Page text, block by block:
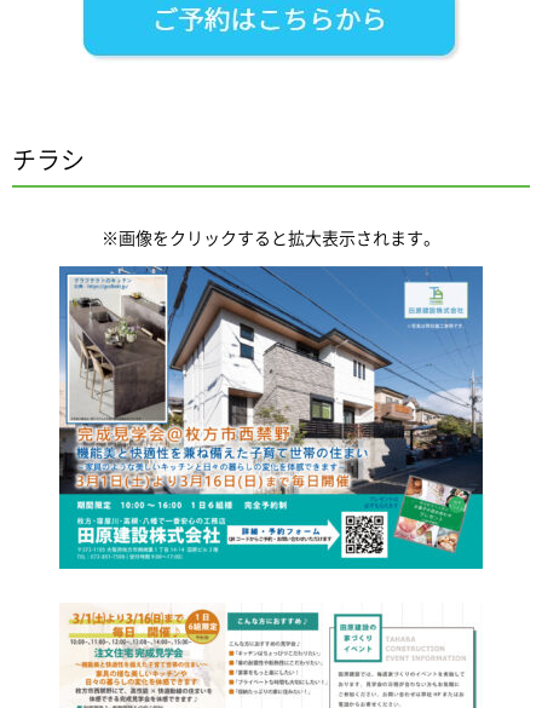
チラシ
※画像をクリックすると拡大表示されます。